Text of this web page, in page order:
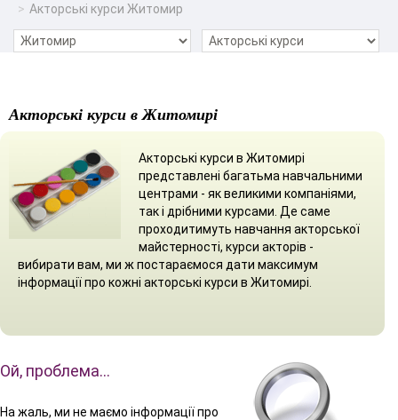
Акторські курси Житомир
Акторські курси в Житомирі
Акторські курси в Житомирі
представлені багатьма навчальними
центрами - як великими компаніями,
так і дрібними курсами. Де саме
проходитимуть навчання акторської
майстерності, курси акторів -
вибирати вам, ми ж постараємося дати максимум
інформації про кожні акторські курси в Житомирі.
Ой, проблема…
На жаль, ми не маємо інформації про